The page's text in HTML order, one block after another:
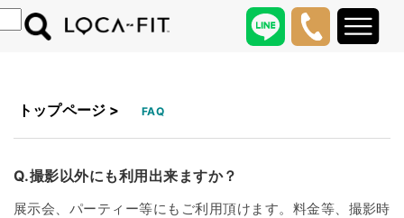
トップページ > FAQ
Q.撮影以外にも利用出来ますか？
展示会、パーティー等にもご利用頂けます。料金等、撮影時